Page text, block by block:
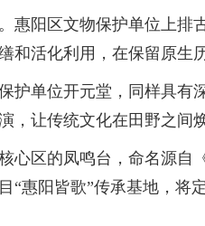
阳区文物保护单位上排古
和活化利用，在保留原生
单位开元堂，同样具有
，让传统文化在田野之间
区的凤鸣台，命名源自
“惠阳皆歌”传承基地，将